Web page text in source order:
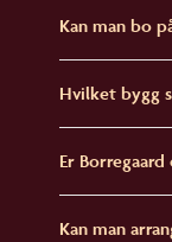
Kan man bo
Hvilket bygg
Er
Kan man